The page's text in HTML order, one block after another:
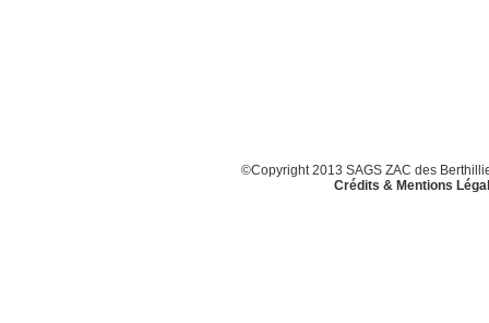
©Copyright 2013 SAGS ZAC des
Crédits & Mentions